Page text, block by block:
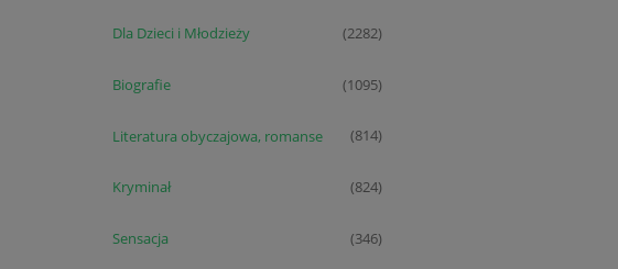
Dla Dzieci i Młodzieży (2282)
Biografie (1095)
Literatura obyczajowa, romanse (814)
Kryminał (824)
Sensacja (346)